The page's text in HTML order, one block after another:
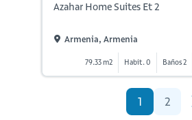
Azahar Home Suites Et 2
Armenia, Armenia
79.33 m2 Habit. 0 Baños 2
1 2